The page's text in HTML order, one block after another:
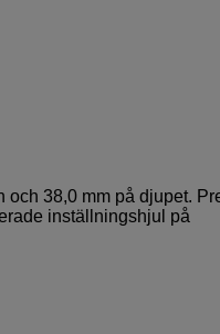
och 38,0 mm på djupet.
inställningshjul på